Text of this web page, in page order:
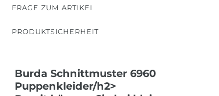
FRAGE ZUM ARTIKEL
PRODUKTSICHERHEIT
Burda Schnittmuster 6960
Puppenkleider/h2>